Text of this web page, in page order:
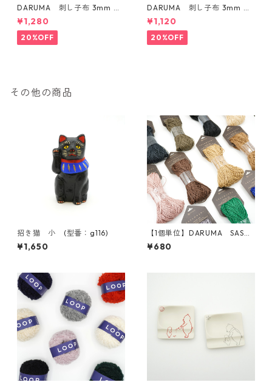
DARUMA 刺し子布 3mm 方
眼ガイドタイプ Col.3 紺
¥1,280
20%OFF
DARUMA 刺し子布 3mm 方
眼ガイドタイプ Col.1 白
¥1,120
20%OFF
その他の商品
招き猫 小 (型番：g116)
¥1,650
【1個単位】DARUMA SASA
WASHI
¥680